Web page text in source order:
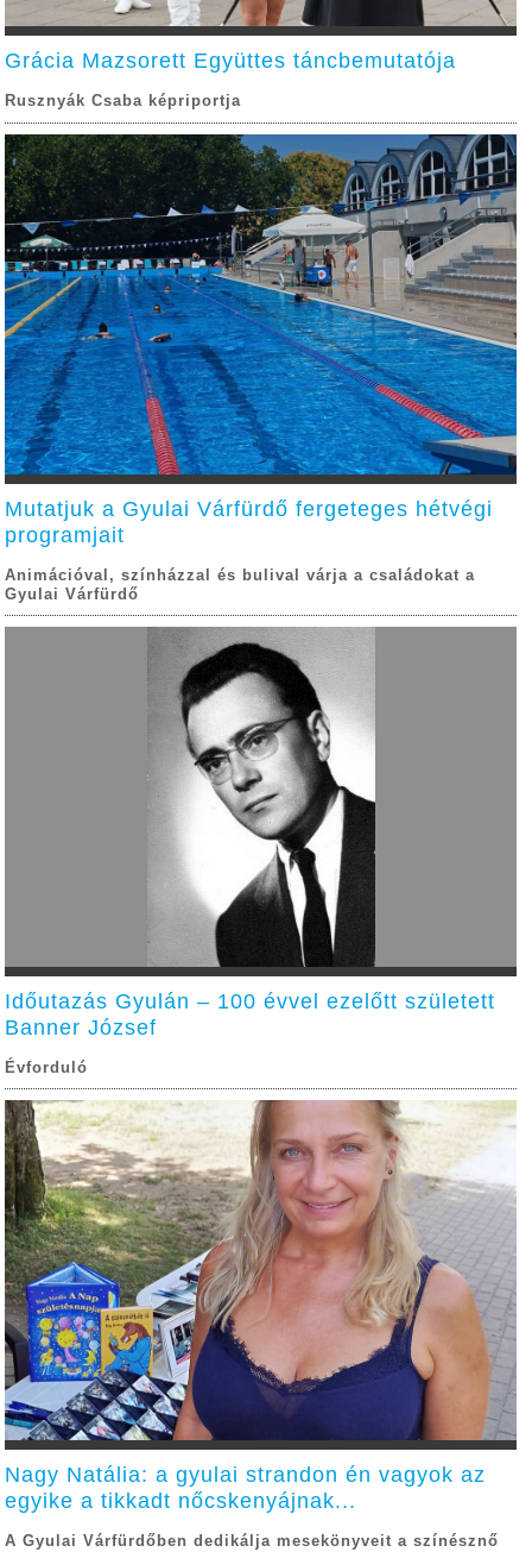
Grácia Mazsorett Együttes táncbemutatója
Rusznyák Csaba képriportja
Mutatjuk a Gyulai Várfürdő fergeteges hétvégi
programjait
Animációval, színházzal és bulival várja a családokat a
Gyulai Várfürdő
Időutazás Gyulán – 100 évvel ezelőtt született
Banner József
Évforduló
Nagy Natália: a gyulai strandon én vagyok az
egyike a tikkadt nőcskenyájnak...
A Gyulai Várfürdőben dedikálja mesekönyveit a színésznő